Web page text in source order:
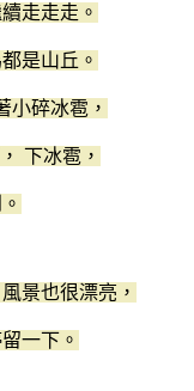
走走走。
是山丘。
小碎冰雹，
下冰雹，
景也很漂亮，
一下。